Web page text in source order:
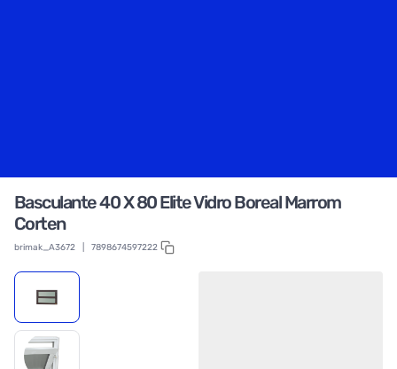
Basculante 40 X 80 Elite Vidro Boreal Marrom
Corten
brimak_A3672 7898674597222